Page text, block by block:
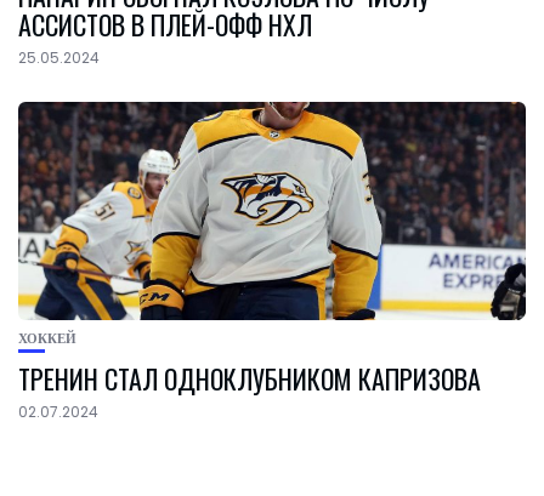
АССИСТОВ В ПЛЕЙ-ОФФ НХЛ
25.05.2024
ХОККЕЙ
ТРЕНИН СТАЛ ОДНОКЛУБНИКОМ КАПРИЗОВА
02.07.2024